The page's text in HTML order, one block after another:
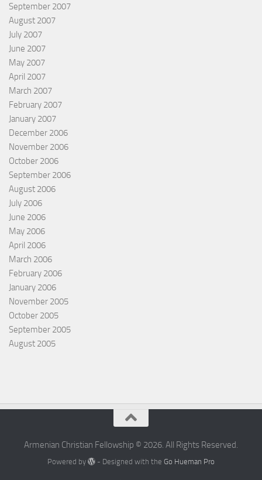
September 2007
August 2007
July 2007
June 2007
May 2007
April 2007
March 2007
February 2007
January 2007
December 2006
November 2006
October 2006
September 2006
August 2006
July 2006
June 2006
May 2006
April 2006
March 2006
February 2006
January 2006
November 2005
October 2005
September 2005
August 2005
Armenian Christian Fellowship © 2026. All Rights Reserved.
Powered by - Designed with theGo Hueman Pro